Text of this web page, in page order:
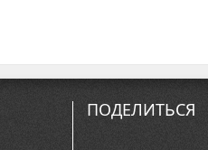
ПОДЕЛИТЬСЯ